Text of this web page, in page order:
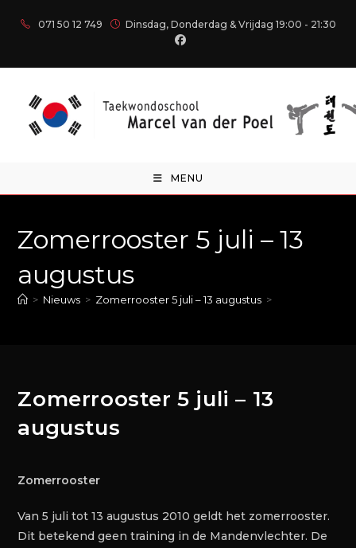
071 50 12 749 Dinsdag, Donderdag & Vrijdag 19:00 - 21:30
MENU
Zomerrooster 5 juli – 13
augustus
> Nieuws > Zomerrooster 5 juli – 13 augustus >
Zomerrooster 5 juli – 13
augustus
Zomerrooster
Van 5 juli tot 13 augustus 2010 geldt het zomerrooster.
Dit betekend geen training in de Mandenvlechter. De